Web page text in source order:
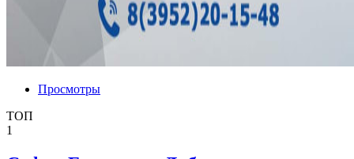
Просмотры
ТОП
1